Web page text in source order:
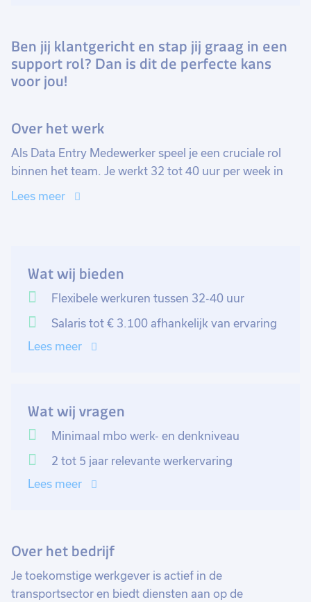
Ben jij klantgericht en stap jij graag in een
support rol? Dan is dit de perfecte kans
voor jou!
Over het werk
Als Data Entry Medewerker speel je een cruciale rol
binnen het team. Je werkt 32 tot 40 uur per week in
een informele werksfeer, met ruimte voor persoonlijke
binnenkomende bestellingen en klantvragen. Het
beheren van de klantendatabase en het CRM-systeem
behoort ook tot jouw takenpakket. Daarnaast voorzie
jij jouw collega' s in de buitendienst van informatie om
nieuwe klanten binnen te halen en verwerk jij deze
Ben je klaar om het verschil te maken binnen een
dynamische omgeving? Solliciteer dan direct en geef
je carrière een boost!
Lees meer
Wat wij bieden
Flexibele werkuren tussen 32-40 uur
Salaris tot € 3.100 afhankelijk van ervaring
Lees meer
Wat wij vragen
Minimaal mbo werk- en denkniveau
2 tot 5 jaar relevante werkervaring
Lees meer
Over het bedrijf
Je toekomstige werkgever is actief in de
transportsector en biedt diensten aan op de